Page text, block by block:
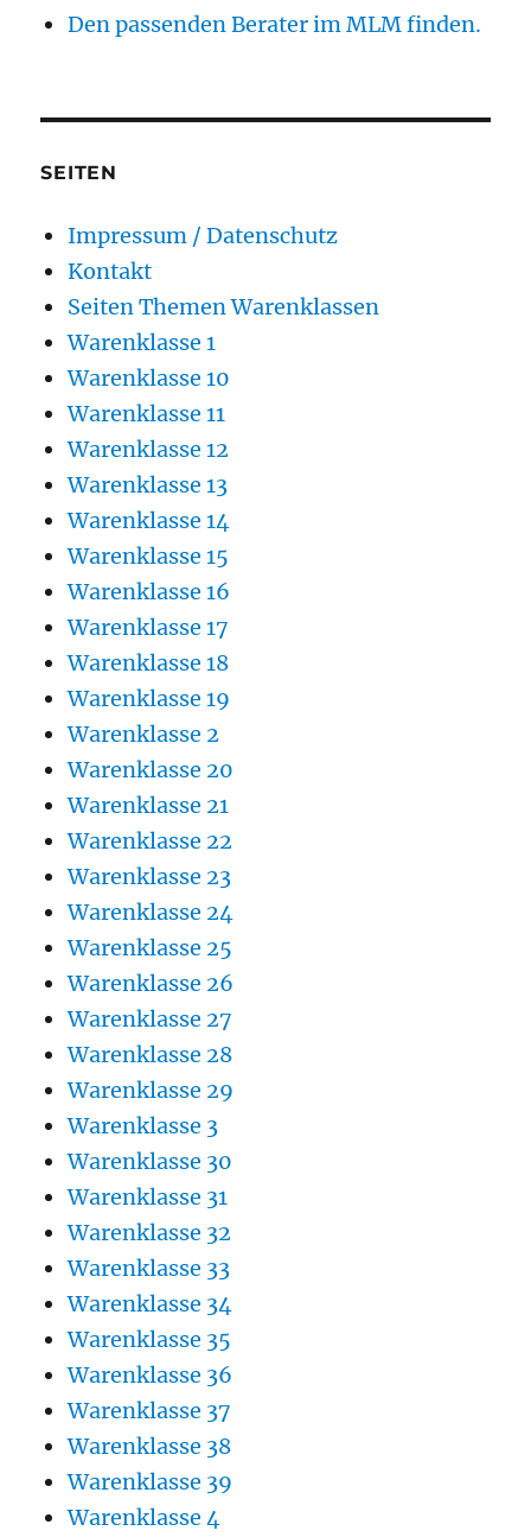
Den passenden Berater im MLM finden.
SEITEN
Impressum / Datenschutz
Kontakt
Seiten Themen Warenklassen
Warenklasse 1
Warenklasse 10
Warenklasse 11
Warenklasse 12
Warenklasse 13
Warenklasse 14
Warenklasse 15
Warenklasse 16
Warenklasse 17
Warenklasse 18
Warenklasse 19
Warenklasse 2
Warenklasse 20
Warenklasse 21
Warenklasse 22
Warenklasse 23
Warenklasse 24
Warenklasse 25
Warenklasse 26
Warenklasse 27
Warenklasse 28
Warenklasse 29
Warenklasse 3
Warenklasse 30
Warenklasse 31
Warenklasse 32
Warenklasse 33
Warenklasse 34
Warenklasse 35
Warenklasse 36
Warenklasse 37
Warenklasse 38
Warenklasse 39
Warenklasse 4